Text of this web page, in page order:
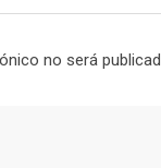
no será